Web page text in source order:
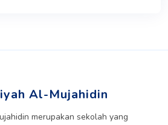
Al-Mujahidin
merupakan sekolah yang